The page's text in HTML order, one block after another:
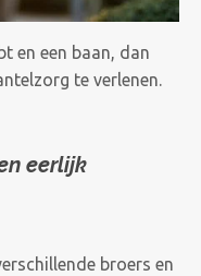
en een baan, dan
te verlenen.
eerlijk
broers en